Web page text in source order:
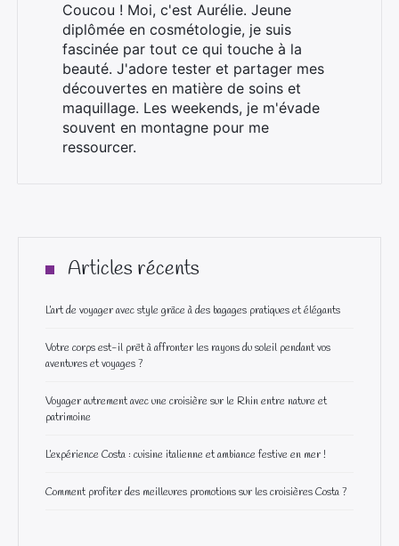
Coucou ! Moi, c'est Aurélie. Jeune
diplômée en cosmétologie, je suis
fascinée par tout ce qui touche à la
beauté. J'adore tester et partager mes
découvertes en matière de soins et
maquillage. Les weekends, je m'évade
souvent en montagne pour me
ressourcer.
Articles récents
L’art de voyager avec style grâce à des bagages pratiques et élégants
Votre corps est-il prêt à affronter les rayons du soleil pendant vos
aventures et voyages ?
Voyager autrement avec une croisière sur le Rhin entre nature et
patrimoine
L’expérience Costa : cuisine italienne et ambiance festive en mer !
Comment profiter des meilleures promotions sur les croisières Costa ?